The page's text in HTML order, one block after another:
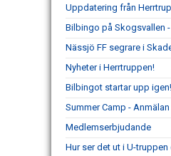
Uppdatering från
Bilbingo på Skogsvallen
Nässjö FF segrare i
Nyheter i Herrtruppen!
Bilbingot startar upp
Summer Camp -
Medlemserbjudande
Hur ser det ut i U-